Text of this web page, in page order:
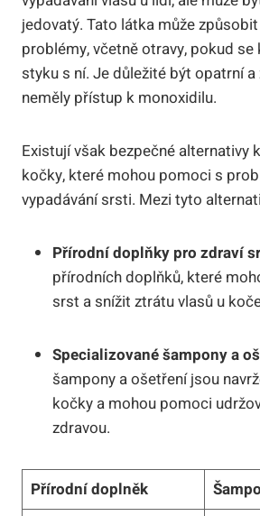
jedovatý. Tato látka může
problémy, včetně otravy, pokud
styku s ní. Je důležité být opatrní
neměly přístup k monoxidilu.
Existují však bezpečné alternativy
kočky, které mohou pomoci s
vypadávání srsti. Mezi tyto
Přírodní doplňky pro zdraví
přírodních doplňků, které
srst a snížit ztrátu vlasů u
Specializované šampony a
šampony a ošetření jsou
kočky a mohou pomoci
zdravou.
Přírodní doplněk